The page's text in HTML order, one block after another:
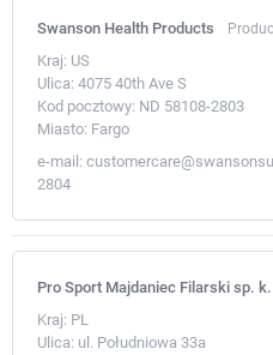
Swanson Health Products
Kraj: US
Ulica: 4075 40th Ave S
Kod pocztowy: ND 58108-2803
Miasto: Fargo
e-mail:
2804
Pro Sport Majdaniec Filarski sp. k.
Kraj: PL
Ulica: ul. Południowa 33a